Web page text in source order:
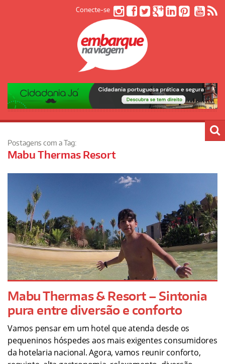
Conecte-se
Postagens com a Tag:
Mabu Thermas Resort
Mabu Thermas & Resort – Sintonia
pura entre diversão e conforto
Vamos pensar em um hotel que atenda desde os
pequeninos hóspedes aos mais exigentes consumidores
da hotelaria nacional. Agora, vamos reunir conforto,